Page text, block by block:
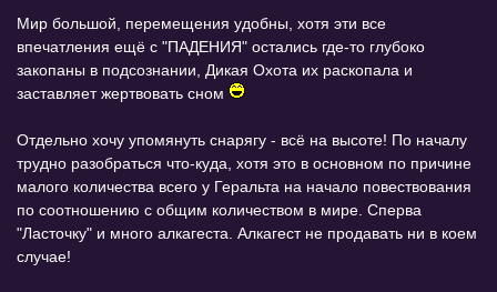
Мир большой, перемещения удобны, хотя эти все
впечатления ещё с "ПАДЕНИЯ" остались где-то глубоко
закопаны в подсознании, Дикая Охота их раскопала и
заставляет жертвовать сном
Отдельно хочу упомянуть снарягу - всё на высоте! По началу
трудно разобраться что-куда, хотя это в основном по причине
малого количества всего у Геральта на начало повествования
по соотношению с общим количеством в мире. Сперва
"Ласточку" и много алкагеста. Алкагест не продавать ни в коем
случае!